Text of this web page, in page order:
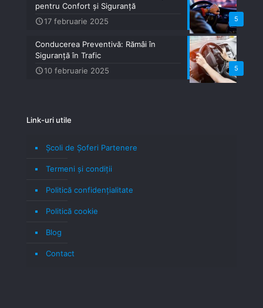
5
pentru Confort și Siguranță
17 februarie 2025
5
Conducerea Preventivă: Rămâi în
Siguranță în Trafic
10 februarie 2025
Link-uri utile
Școli de Șoferi Partenere
Termeni şi condiţii
Politică confidenţialitate
Politică cookie
Blog
Contact